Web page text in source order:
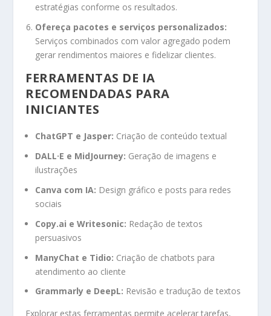
estratégias conforme os resultados.
Ofereça pacotes e serviços personalizados:
Serviços combinados com valor agregado podem
gerar rendimentos maiores e fidelizar clientes.
FERRAMENTAS DE IA
RECOMENDADAS PARA
INICIANTES
ChatGPT e Jasper: Criação de conteúdo textual
DALL·E e MidJourney: Geração de imagens e
ilustrações
Canva com IA: Design gráfico e posts para redes
sociais
Copy.ai e Writesonic: Redação de textos
persuasivos
ManyChat e Tidio: Criação de chatbots para
atendimento ao cliente
Grammarly e DeepL: Revisão e tradução de textos
Explorar estas ferramentas permite acelerar tarefas,